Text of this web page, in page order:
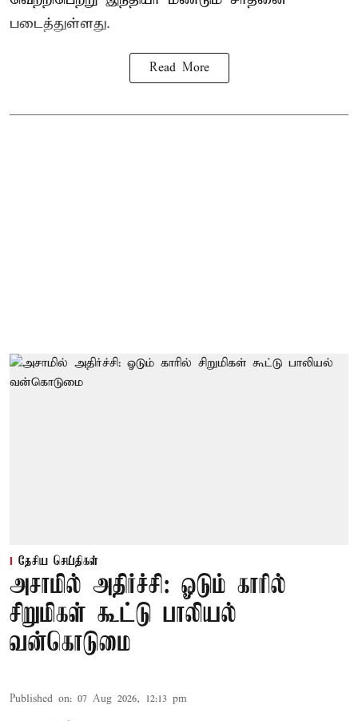
படைத்துள்ளது.
Read More
தேசிய செய்திகள்
அசாமில் அதிர்ச்சி: ஓடும் காரில்
சிறுமிகள் கூட்டு பாலியல்
வன்கொடுமை
Published on: 07 Aug 2026, 12:13 pm